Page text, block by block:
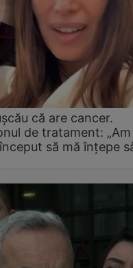
că are cancer.
de tratament:
să mă înțepe